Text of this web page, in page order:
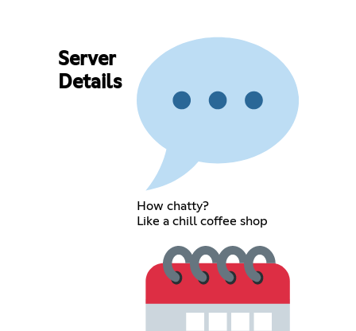
Server
Details
How chatty?
Like a chill coffee shop